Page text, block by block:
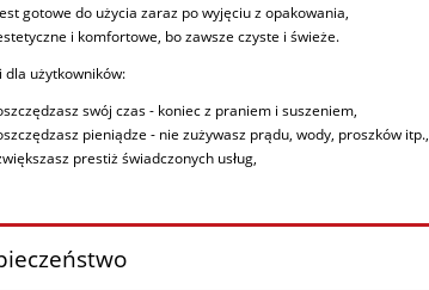
gotowe do użycia zaraz po wyjęciu z opakowania,
i komfortowe, bo zawsze czyste i świeże.
dla użytkowników:
swój czas - koniec z praniem i suszeniem,
pieniądze - nie zużywasz prądu, wody, proszków itp.,
prestiż świadczonych usług,